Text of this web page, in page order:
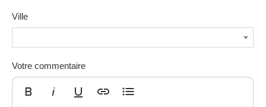
Ville
Votre commentaire